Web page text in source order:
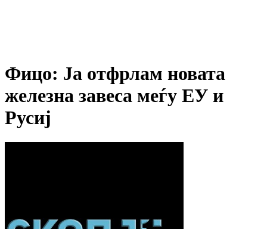
Фицо: Ја отфрлам новата
железна завеса меѓу ЕУ и
Русиј